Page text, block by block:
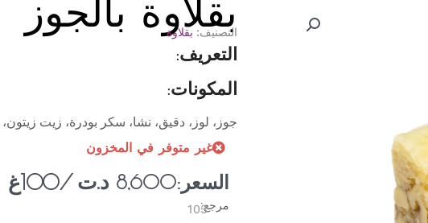
بقلاوة بالجوز
التصنيف: بقلاوة
التعريف:
المكونات:
جوز، لوز، دقيق، نشا، سكر بودرة، زيت
غير متوفر في المخزون
السعر:8,600 د.ت /100غ
مرجع:103